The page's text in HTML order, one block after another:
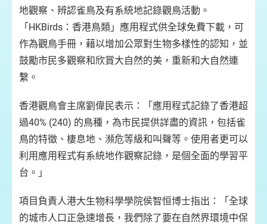
地觀察、辨認雀鳥及有系統地記錄觀鳥活動。
「HKBirds：香港鳥類」應用程式供全球免費下載，可
作為觀鳥手冊，藉以增加公眾對生物多樣性的認知，並
鼓勵市民多觀察和欣賞大自然的美，重新和大自然連
繫。
香港觀鳥會主席劉偉民表示：「應用程式記錄了香港超
過40% (240) 的鳥種，為市民提供詳盡的資訊，包括雀
鳥的特徵、棲息地、瀕危等級和叫聲等。使用者更可以
利用應用程式有系統地作觀察記錄，是個全面的學習平
台。」
項目負責人港大生物科學學院侯智恒博士指出：「全球
的城市人口正急速增長，我們除了要在自然界環境中保